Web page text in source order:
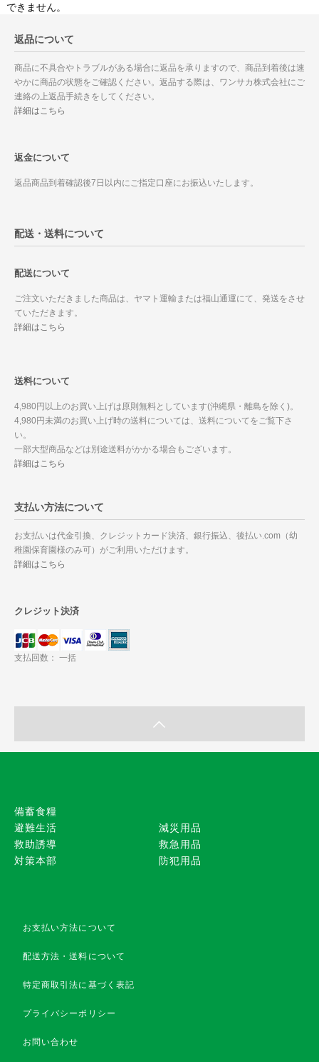
できません。
返品について
商品に不具合やトラブルがある場合に返品を承りますので、商品到着後は速
やかに商品の状態をご確認ください。返品する際は、ワンサカ株式会社にご
連絡の上返品手続きをしてください。
詳細はこちら
返金について
返品商品到着確認後7日以内にご指定口座にお振込いたします。
配送・送料について
配送について
ご注文いただきました商品は、ヤマト運輸または福山通運にて、発送をさせ
ていただきます。
詳細はこちら
送料について
4,980円以上のお買い上げは原則無料としています(沖縄県・離島を除く)。
4,980円未満のお買い上げ時の送料については、送料についてをご覧下さ
い。
一部大型商品などは別途送料がかかる場合もございます。
詳細はこちら
支払い方法について
お支払いは代金引換、クレジットカード決済、銀行振込、後払い.com（幼
稚園保育園様のみ可）がご利用いただけます。
詳細はこちら
クレジット決済
支払回数： 一括
備蓄食糧
避難生活
救助誘導
対策本部
減災用品
救急用品
防犯用品
お支払い方法について
配送方法・送料について
特定商取引法に基づく表記
プライバシーポリシー
お問い合わせ